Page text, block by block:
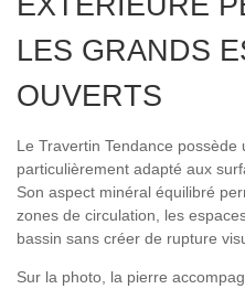
LES GRANDS
OUVERTS
Le Travertin Tendance possède
particulièrement adapté aux
Son aspect minéral équilibré
zones de circulation, les
bassin sans créer de rupture
Sur la photo, la pierre